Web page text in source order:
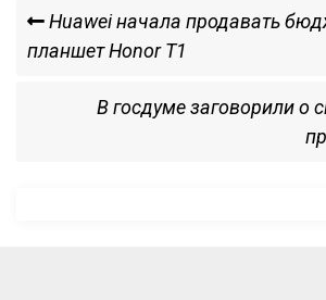
Навигация
записям
Previous
Post
Huawei начала продавать
планшет Honor T1
В госдуме заговорили о